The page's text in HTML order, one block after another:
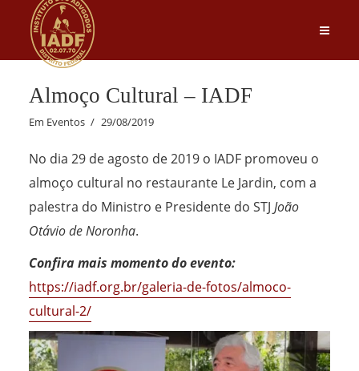
Almoço Cultural – IADF
Em Eventos 29/08/2019
No dia 29 de agosto de 2019 o IADF promoveu o
almoço cultural no restaurante Le Jardin, com a
palestra do Ministro e Presidente do STJ João
Otávio de Noronha.
Confira mais momento do evento:
https://iadf.org.br/galeria-de-fotos/almoco-
cultural-2/